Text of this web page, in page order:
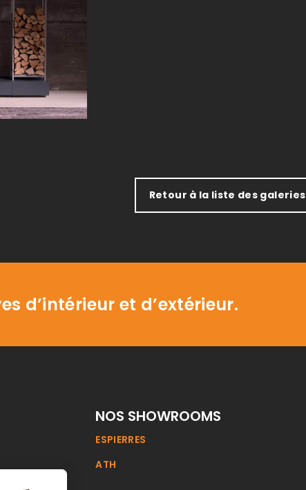
Retour à la liste des galeries
d’intérieur et d’extérieur.
NOS SHOWROOMS
ESPIERRES
ATH